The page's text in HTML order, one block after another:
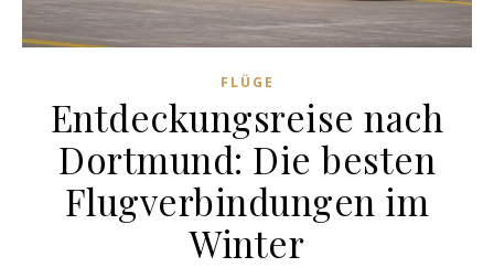
FLÜGE
Entdeckungsreise nach
Dortmund: Die besten
Flugverbindungen im
Winter